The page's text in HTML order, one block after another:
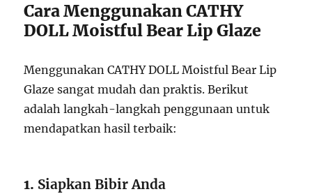
Cara Menggunakan CATHY
DOLL Moistful Bear Lip Glaze
Menggunakan CATHY DOLL Moistful Bear Lip
Glaze sangat mudah dan praktis. Berikut
adalah langkah-langkah penggunaan untuk
mendapatkan hasil terbaik:
1. Siapkan Bibir Anda